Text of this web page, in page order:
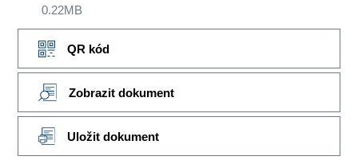
0.22MB
QR kód
Zobrazit dokument
Uložit dokument